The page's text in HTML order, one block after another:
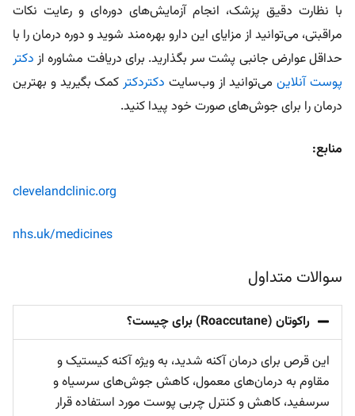
با نظارت دقیق پزشک، انجام آزمایش‌های دوره‌ای و رعایت نکات
مراقبتی، می‌توانید از مزایای این دارو بهره‌مند شوید و دوره درمان را با
حداقل عوارض جانبی پشت سر بگذارید. برای دریافت مشاوره از دکتر
پوست آنلاینمی‌توانید از وب‌سایت دکتردکترکمک بگیرید و بهترین
درمان را برای جوش‌های صورت خود پیدا کنید.
منابع:
clevelandclinic.org
nhs.uk/medicines
سوالات متداول
راکوتان (Roaccutane) برای چیست؟
این قرص برای درمان آکنه شدید، به‌ ویژه آکنه کیستیک و
مقاوم به درمان‌های معمول، کاهش جوش‌های سرسیاه و
سرسفید، کاهش و کنترل چربی پوست مورد استفاده قرار